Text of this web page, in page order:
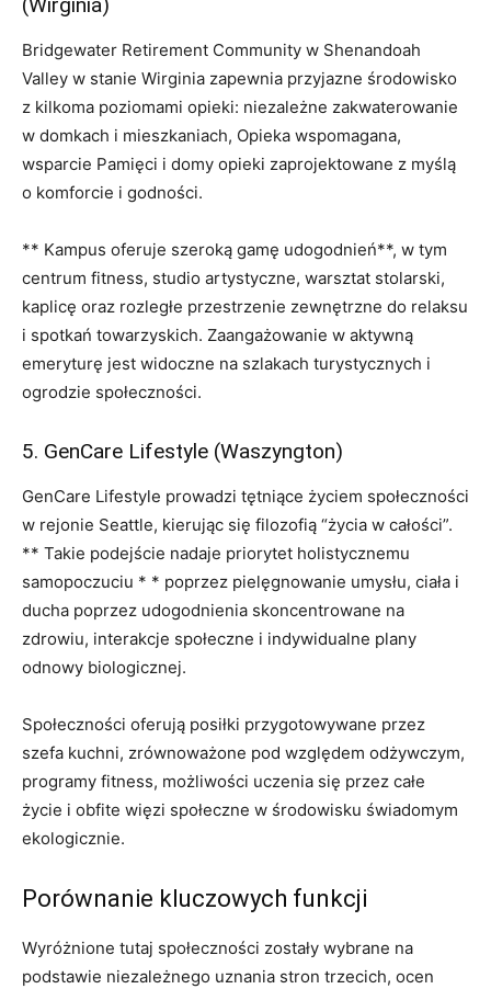
(Wirginia)
Bridgewater Retirement Community w Shenandoah
Valley w stanie Wirginia zapewnia przyjazne środowisko
z kilkoma poziomami opieki: niezależne zakwaterowanie
w domkach i mieszkaniach, Opieka wspomagana,
wsparcie Pamięci i domy opieki zaprojektowane z myślą
o komforcie i godności.
** Kampus oferuje szeroką gamę udogodnień**, w tym
centrum fitness, studio artystyczne, warsztat stolarski,
kaplicę oraz rozległe przestrzenie zewnętrzne do relaksu
i spotkań towarzyskich. Zaangażowanie w aktywną
emeryturę jest widoczne na szlakach turystycznych i
ogrodzie społeczności.
5. GenCare Lifestyle (Waszyngton)
GenCare Lifestyle prowadzi tętniące życiem społeczności
w rejonie Seattle, kierując się filozofią “życia w całości”.
** Takie podejście nadaje priorytet holistycznemu
samopoczuciu * * poprzez pielęgnowanie umysłu, ciała i
ducha poprzez udogodnienia skoncentrowane na
zdrowiu, interakcje społeczne i indywidualne plany
odnowy biologicznej.
Społeczności oferują posiłki przygotowywane przez
szefa kuchni, zrównoważone pod względem odżywczym,
programy fitness, możliwości uczenia się przez całe
życie i obfite więzi społeczne w środowisku świadomym
ekologicznie.
Porównanie kluczowych funkcji
Wyróżnione tutaj społeczności zostały wybrane na
podstawie niezależnego uznania stron trzecich, ocen